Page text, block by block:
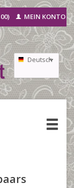
MEIN KONTO
Deutsch
Nederlands